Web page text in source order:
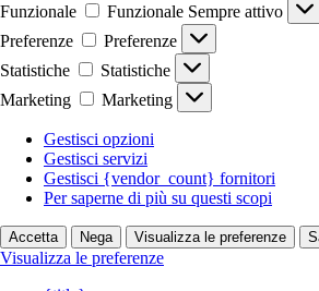
Funzionale
Funzionale Sempre attivo
Preferenze
Preferenze
Statistiche
Statistiche
Marketing
Marketing
Gestisci opzioni
Gestisci servizi
Gestisci {vendor_count} fornitori
Per saperne di più su questi scopi
Accetta Nega Visualizza le preferenze
Visualizza le preferenze